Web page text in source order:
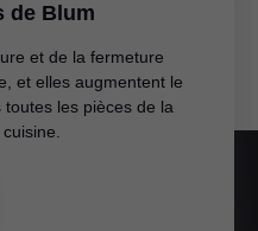
de Blum
et de la fermeture
et elles augmentent le
les pièces de la